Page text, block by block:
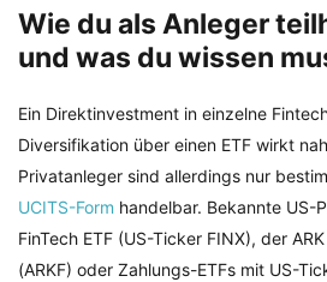
Wie du als Anleger
und was du wissen
Ein Direktinvestment in einzelne
Diversifikation über einen ETF wirkt
Privatanleger sind allerdings nur
UCITS-Form handelbar. Bekannte US-
FinTech ETF (US-Ticker FINX), der
(ARKF) oder Zahlungs-ETFs mit US-